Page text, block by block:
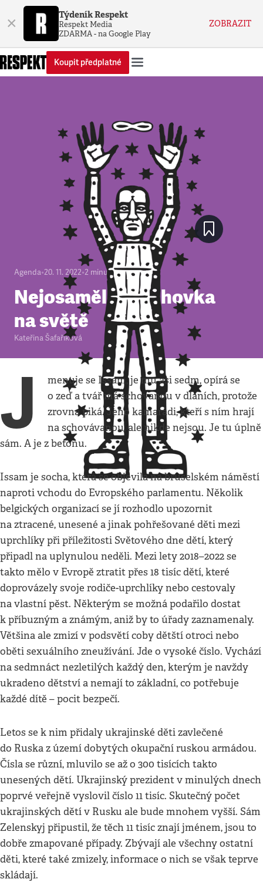
× Týdeník Respekt
Respekt Media
ZDARMA - na Google Play
ZOBRAZIT
Koupit předplatné
Agenda•20. 11. 2022•2 minuty
Nejosamělejší schovka
na světě
Kateřina Šafaříková
J
menuje se Issam, je mu asi sedm, opírá se
o zeď a tvář má schovanou v dlaních, protože
zrovna piká. Jeho kamarádi, kteří s ním hrají
na schovávanou, ale nikde nejsou. Je tu úplně
sám. A je z betonu.
Issam je socha, která se objevila na bruselském náměstí
naproti vchodu do Evropského parlamentu. Několik
belgických organizací se jí rozhodlo upozornit
na ztracené, unesené a jinak pohřešované děti mezi
uprchlíky při příležitosti Světového dne dětí, který
připadl na uplynulou neděli. Mezi lety 2018–2022 se
takto mělo v Evropě ztratit přes 18 tisíc dětí, které
doprovázely svoje rodiče-uprchlíky nebo cestovaly
na vlastní pěst. Některým se možná podařilo dostat
k příbuzným a známým, aniž by to úřady zaznamenaly.
Většina ale zmizí v podsvětí coby dětští otroci nebo
oběti sexuálního zneužívání. Jde o vysoké číslo. Vychází
na sedmnáct nezletilých každý den, kterým je navždy
ukradeno dětství a nemají to základní, co potřebuje
každé dítě – pocit bezpečí.
Letos se k nim přidaly ukrajinské děti zavlečené
do Ruska z území dobytých okupační ruskou armádou.
Čísla se různí, mluvilo se až o 300 tisících takto
unesených dětí. Ukrajinský prezident v minulých dnech
poprvé veřejně vyslovil číslo 11 tisíc. Skutečný počet
ukrajinských dětí v Rusku ale bude mnohem vyšší. Sám
Zelenskyj připustil, že těch 11 tisíc znají jménem, jsou to
dobře zmapované případy. Zbývají ale všechny ostatní
děti, které také zmizely, informace o nich se však teprve
skládají.